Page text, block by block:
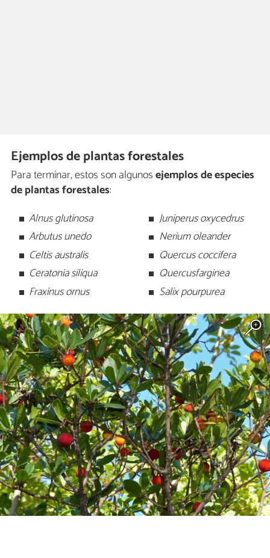
Ejemplos de plantas forestales
Para terminar, estos son algunosejemplos de especies
de plantas forestales:
Alnus glutinosa
Arbutus unedo
Celtis australis
Ceratonia siliqua
Fraxinus ornus
Juniperus oxycedrus
Nerium oleander
Quercus coccifera
Quercusfarginea
Salix pourpurea